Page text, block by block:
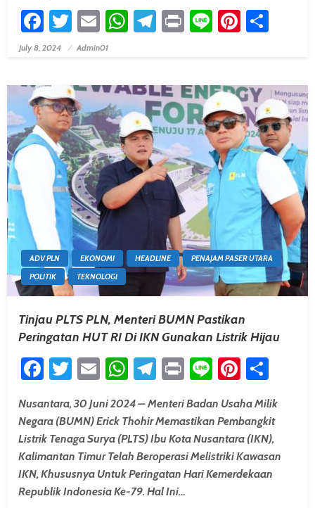
Facebook
Twitter
EmailWhatsApp
Telegram
PrintLine
Posted On
July 8, 2024 Admin01
ADV PLN EKONOMI HEADLINE
PENAJAM PASER UTARA
POLITIK
TEKNOLOGI
Tinjau PLTS PLN, Menteri BUMN Pastikan
Peringatan HUT RI Di IKN Gunakan Listrik Hijau
Facebook
Twitter
EmailWhatsApp
Telegram
PrintLine
Nusantara, 30 Juni 2024 – Menteri Badan Usaha Milik
Negara (BUMN) Erick Thohir Memastikan Pembangkit
Listrik Tenaga Surya (PLTS) Ibu Kota Nusantara (IKN),
Kalimantan Timur Telah Beroperasi Melistriki Kawasan
IKN, Khususnya Untuk Peringatan Hari Kemerdekaan
Republik Indonesia Ke-79. Hal Ini…